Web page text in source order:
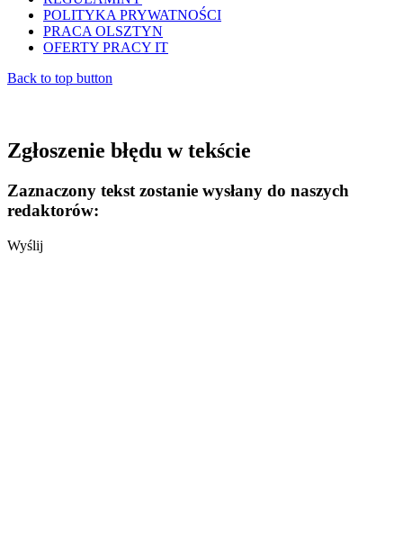
POLITYKA PRYWATNOŚCI
PRACA OLSZTYN
OFERTY PRACY IT
Back to top button
Zgłoszenie błędu w tekście
Zaznaczony tekst zostanie wysłany do naszych
redaktorów:
Wyślij